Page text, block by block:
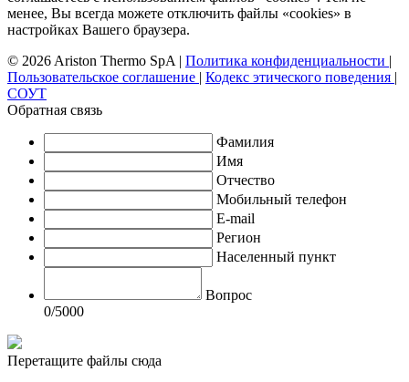
менее, Вы всегда можете отключить файлы «cookies» в
настройках Вашего браузера.
© 2026 Ariston Thermo SpA | Политика конфиденциальности |
Пользовательское соглашение | Кодекс этического поведения |
СОУТ
Обратная связь
Фамилия
Имя
Отчество
Мобильный телефон
E-mail
Регион
Населенный пункт
Вопрос
0/5000
Перетащите файлы сюда